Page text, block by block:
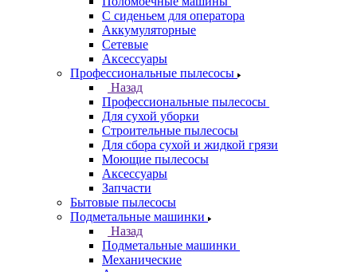
С сиденьем для оператора
Аккумуляторные
Сетевые
Аксессуары
Профессиональные пылесосы
Назад
Профессиональные пылесосы
Для сухой уборки
Строительные пылесосы
Для сбора сухой и жидкой грязи
Моющие пылесосы
Аксессуары
Запчасти
Бытовые пылесосы
Подметальные машинки
Назад
Подметальные машинки
Механические